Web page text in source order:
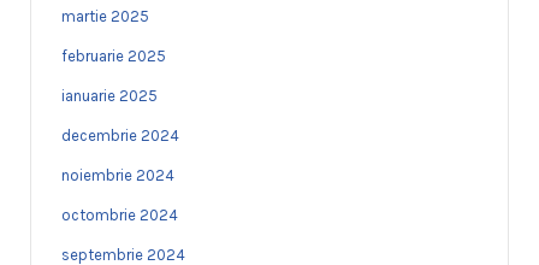
martie 2025
februarie 2025
ianuarie 2025
decembrie 2024
noiembrie 2024
octombrie 2024
septembrie 2024